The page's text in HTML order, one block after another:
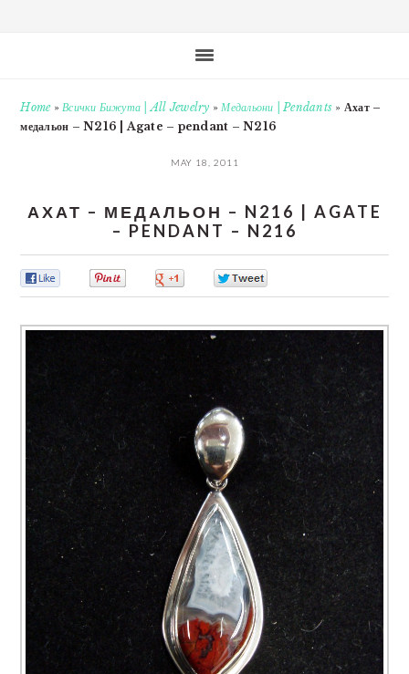
Home»Всички Бижута | All Jewelry »Медальони | Pendants » Ахат –
медальон – N216 | Agate – pendant – N216
MAY 18, 2011
АХАТ – МЕДАЛЬОН – N216 | AGATE
– PENDANT – N216